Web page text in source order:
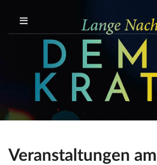
Veranstaltungen